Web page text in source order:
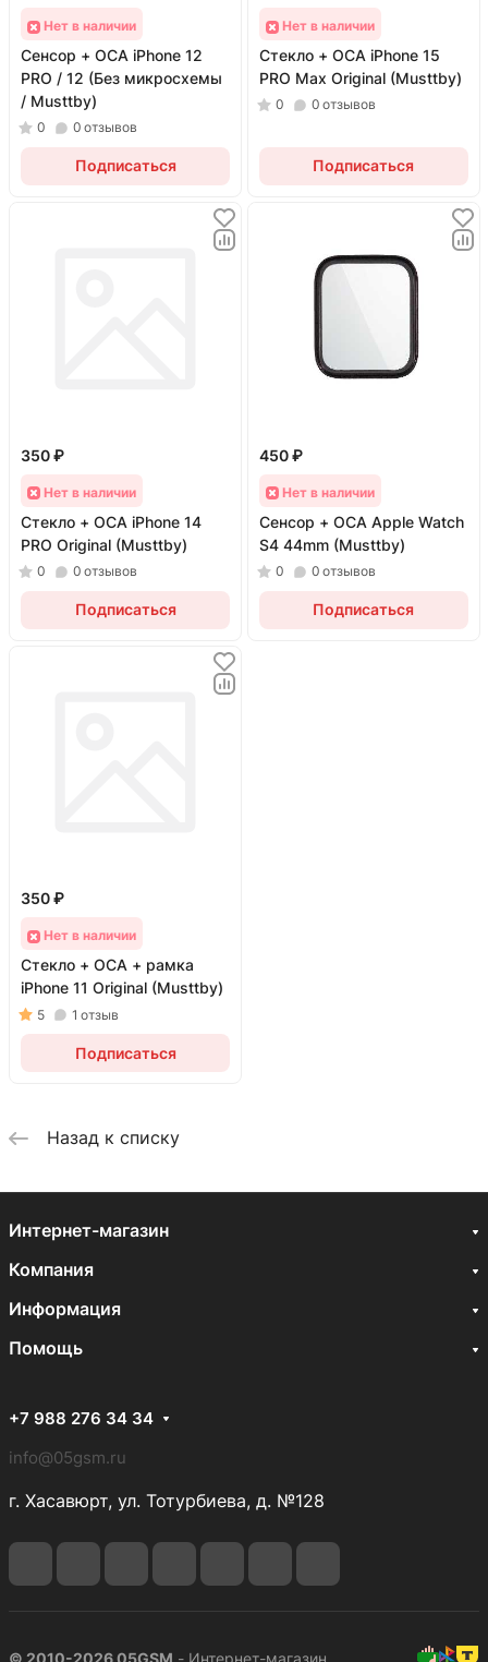
Нет в наличии
Сенсор + OCA iPhone 12
PRO / 12 (Без микросхемы
/ Musttby)
0 0 отзывов
Подписаться
Нет в наличии
Стекло + OCA iPhone 15
PRO Max Original (Musttby)
0 0 отзывов
Подписаться
350 ₽
Нет в наличии
Стекло + OCA iPhone 14
PRO Original (Musttby)
0 0 отзывов
Подписаться
450 ₽
Нет в наличии
Сенсор + OCA Apple Watch
S4 44mm (Musttby)
0 0 отзывов
Подписаться
350 ₽
Нет в наличии
Стекло + OCA + рамка
iPhone 11 Original (Musttby)
5 1 отзыв
Подписаться
Назад к списку
Интернет-магазин
Компания
Информация
Помощь
+7 988 276 34 34
info@05gsm.ru
г. Хасавюрт, ул. Тотурбиева, д. №128
© 2010-2026 05GSM - Интернет-магазин